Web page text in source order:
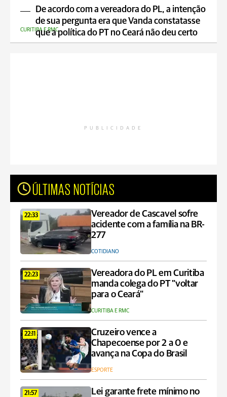
De acordo com a vereadora do PL, a intenção
de sua pergunta era que Vanda constatasse
que a política do PT no Ceará não deu certo
CURITIBA E RMC
PUBLICIDADE
ÚLTIMAS NOTÍCIAS
22:33
Vereador de Cascavel sofre
acidente com a família na BR-
277
COTIDIANO
22:23
Vereadora do PL em Curitiba
manda colega do PT "voltar
para o Ceará"
CURITIBA E RMC
22:11
Cruzeiro vence a
Chapecoense por 2 a 0 e
avança na Copa do Brasil
ESPORTE
21:57
Lei garante frete mínimo no